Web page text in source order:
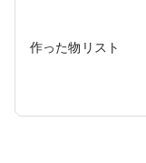
作った物リスト